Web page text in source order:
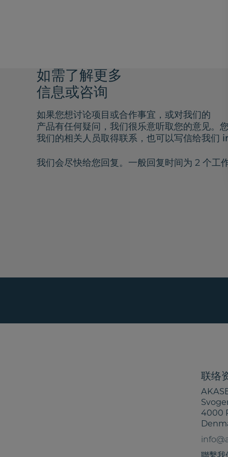
如需了解更多
信息或咨询
如果您想讨论项目或合作事宜，或对我们的
产品有任何疑问，我们很乐意听取您的意见。
我们的相关人员取得联系，也可以写信给我们
我们会尽快给您回复。一般回复时间为 2 个工
联络
4000